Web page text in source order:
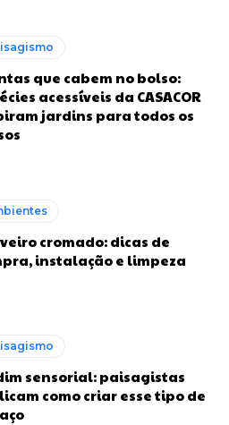
que cabem no bolso:
acessíveis da CASACOR
jardins para todos os
cromado: dicas de
instalação e limpeza
sensorial: paisagistas
como criar esse tipo de